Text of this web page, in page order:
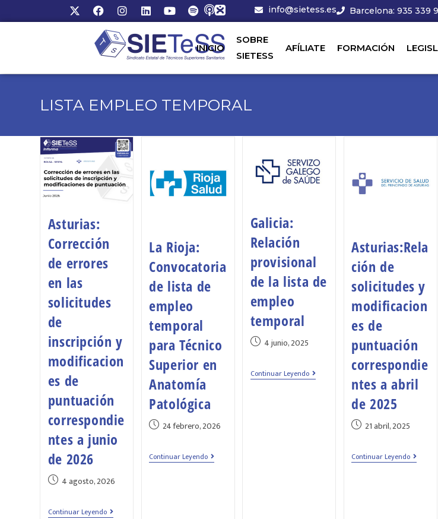
info@sietess.es Barcelona: 935 339
INICIO
SOBRE
SIETESS
AFÍLIATE FORMACIÓN
LISTA EMPLEO TEMPORAL
Asturias:
Corrección
de errores
en las
solicitudes
de
inscripción y
modificacion
es de
puntuación
correspondie
ntes a junio
de 2026
4 agosto, 2026
Continuar Leyendo
La Rioja:
Convocatoria
de lista de
empleo
temporal
para Técnico
Superior en
Anatomía
Patológica
24 febrero, 2026
Continuar Leyendo
Galicia:
Relación
provisional
de la lista de
empleo
temporal
4 junio, 2025
Continuar Leyendo
Asturias:Rela
ción de
solicitudes y
modificacion
es de
puntuación
correspondie
ntes a abril
de 2025
21 abril, 2025
Continuar Leyendo